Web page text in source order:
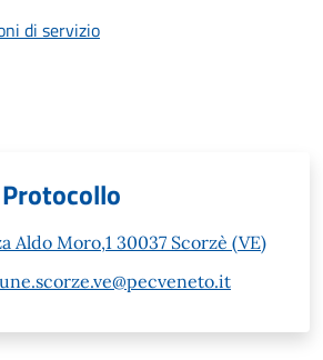
di servizio
Aldo Moro,1 30037 Scorzè (VE)